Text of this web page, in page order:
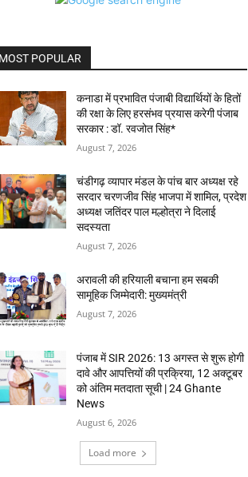
MOST POPULAR
कनाडा में प्रभावित पंजाबी विद्यार्थियों के हितों
की रक्षा के लिए हरसंभव प्रयास करेगी पंजाब
सरकार : डॉ. रवजोत सिंह*
August 7, 2026
चंडीगढ़ व्यापार मंडल के पांच बार अध्यक्ष रहे
सरदार चरणजीव सिंह भाजपा में शामिल, प्रदेश
अध्यक्ष जतिंदर पाल मल्होत्रा ने दिलाई
सदस्यता
August 7, 2026
अरावली की हरियाली बचाना हम सबकी
सामूहिक जिम्मेदारी: मुख्यमंत्री
August 7, 2026
पंजाब में SIR 2026: 13 अगस्त से शुरू होगी
दावे और आपत्तियों की प्रक्रिया, 12 अक्टूबर
को अंतिम मतदाता सूची | 24 Ghante
News
August 6, 2026
Load more